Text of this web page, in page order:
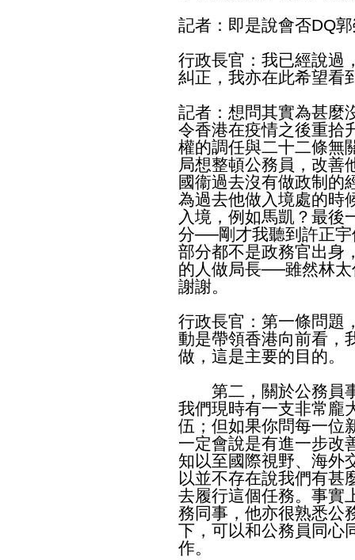
記者：即是說會否DQ
行政長官：我已經說過
糾正，我亦在此希望看
記者：想問其實為甚麼
令香港在疫情之後重拾
權的調任與二十二條無
局想整頓公務員，改善
國衞過去沒有做政制的
為過去他做入境處的時
入境，例如馬凱？最後
分──剛才我聽到許正
部分都不是政務官出身
的人做局長──雖然林
謝謝。
行政長官：第一條問題
動是帶領香港向前看，
做，這是主要的目的。
第二，關於公務員事
我們現時有一支非常龐
伍；但如果你問每一位
一定會說是有進一步改
知以至國際視野、海外
以並不存在說我們有甚
去履行這個任務。事實
務同事，他亦很熟悉公
下，可以和公務員同心
作。